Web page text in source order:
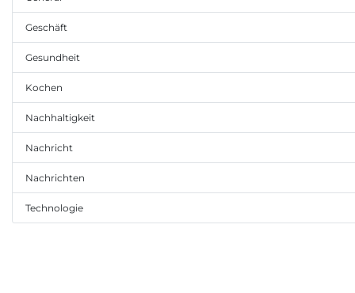
Geschäft
Gesundheit
Kochen
Nachhaltigkeit
Nachricht
Nachrichten
Technologie